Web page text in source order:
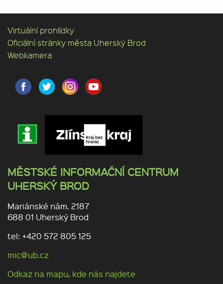
Virtuální prohlídky
Oficiální stránky města Uherský Brod
Webkamera
MĚSTSKÉ INFORMAČNÍ CENTRUM
UHERSKÝ BROD
Mariánské nám. 2187
688 01 Uherský Brod
tel: +420 572 805 125
mic@ub.cz
Odkaz na mapu, kde nás najdete